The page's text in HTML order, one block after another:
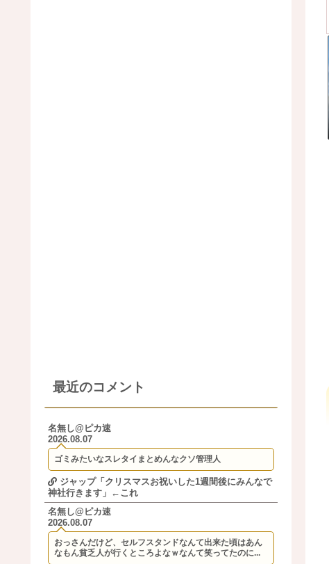
最近のコメント
名無し@ピカ速
2026.08.07
ゴミみたいなスレタイまとめんなクソ管理人
ジャップ「クリスマスお祝いした1週間後にみんなで
神社行きます」←これ
名無し@ピカ速
2026.08.07
おっさんだけど、セルフスタンドなんて出来た頃はあん
なもん貧乏人が行くところよなｗなんて笑ってたのに...